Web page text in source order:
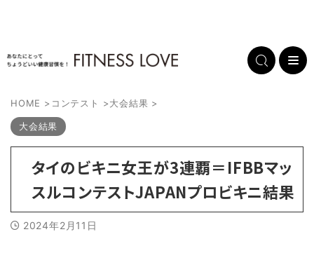
HOME > コンテスト >大会結果 >
大会結果
タイのビキニ女王が3連覇＝IFBBマッ
スルコンテストJAPANプロビキニ結果
2024年2月11日